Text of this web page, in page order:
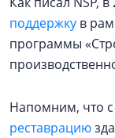
поддержку в
программы
Напомним, что с
реставрацию